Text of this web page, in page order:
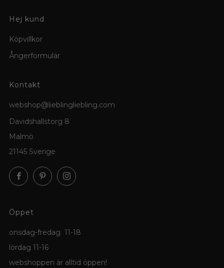
Hej kund
Köpvillkor
Ångerformulär
Kontakt
webshop@lieblingliebling.com
Davidshallstorg 8
Malmö
21145 Sverige
FacebookPinterestInstagram
Öppet
onsdag-fredag 11-18
lördag 11-16
webshoppen är alltid öppen!